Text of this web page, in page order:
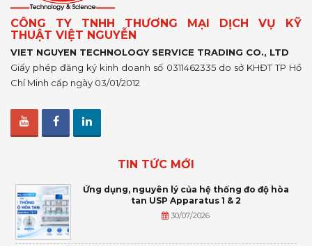
CÔNG TY TNHH THƯƠNG MẠI DỊCH VỤ KỸ
THUẬT VIỆT NGUYỄN
VIET NGUYEN TECHNOLOGY SERVICE TRADING CO., LTD
Giấy phép đăng ký kinh doanh số 0311462335 do sở KHĐT TP Hồ
Chí Minh cấp ngày 03/01/2012
TIN TỨC MỚI
Ứng dụng, nguyên lý của hệ thống đo độ hòa
tan USP Apparatus 1 & 2
30/07/2026